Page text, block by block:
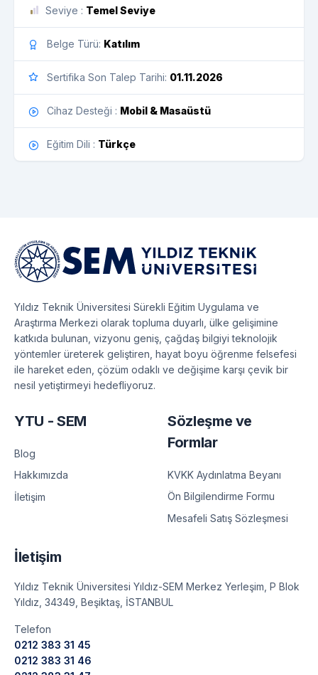
Seviye : Temel Seviye
Belge Türü: Katılım
Sertifika Son Talep Tarihi: 01.11.2026
Cihaz Desteği : Mobil & Masaüstü
Eğitim Dili : Türkçe
Yıldız Teknik Üniversitesi Sürekli Eğitim Uygulama ve
Araştırma Merkezi olarak topluma duyarlı, ülke gelişimine
katkıda bulunan, vizyonu geniş, çağdaş bilgiyi teknolojik
yöntemler üreterek geliştiren, hayat boyu öğrenme felsefesi
ile hareket eden, çözüm odaklı ve değişime karşı çevik bir
nesil yetiştirmeyi hedefliyoruz.
YTU - SEM
Blog
Hakkımızda
İletişim
Sözleşme ve
Formlar
KVKK Aydınlatma Beyanı
Ön Bilgilendirme Formu
Mesafeli Satış Sözleşmesi
İletişim
Yıldız Teknik Üniversitesi Yıldız-SEM Merkez Yerleşim, P Blok
Yıldız, 34349, Beşiktaş, İSTANBUL
Telefon
0212 383 31 45
0212 383 31 46